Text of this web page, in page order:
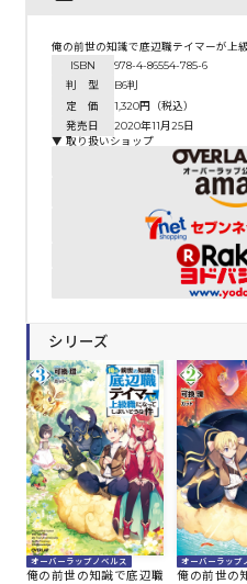
俺の前世の知識で底辺職テイマーが上
ISBN
978-4-86554-785-6
判 型
B6判
定 価
1,320円（税込）
発売日
2020年11月25日
▼ 取り扱いショップ
シリーズ
オーバーラップノベルス
俺の前世の知識で底辺職
オーバーラップ
俺の前世の